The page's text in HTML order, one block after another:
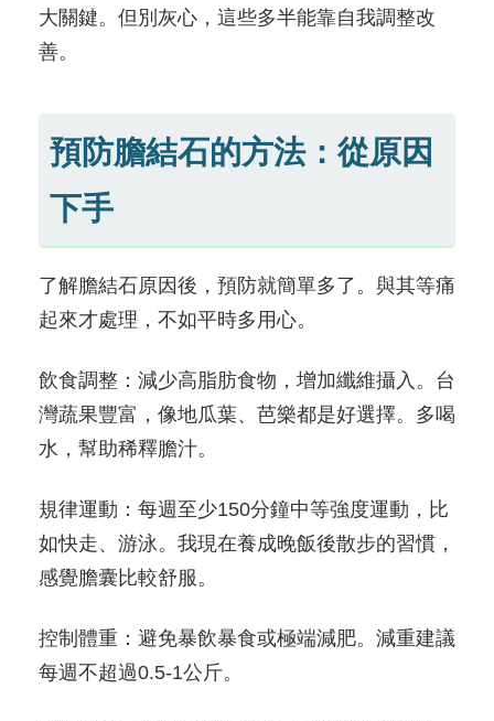
大關鍵。但別灰心，這些多半能靠自我調整改
善。
預防膽結石的方法：從原因
下手
了解膽結石原因後，預防就簡單多了。與其等痛
起來才處理，不如平時多用心。
飲食調整：減少高脂肪食物，增加纖維攝入。台
灣蔬果豐富，像地瓜葉、芭樂都是好選擇。多喝
水，幫助稀釋膽汁。
規律運動：每週至少150分鐘中等強度運動，比
如快走、游泳。我現在養成晚飯後散步的習慣，
感覺膽囊比較舒服。
控制體重：避免暴飲暴食或極端減肥。減重建議
每週不超過0.5-1公斤。